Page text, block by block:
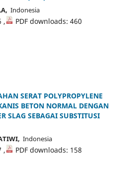
Indonesia
, PDF downloads: 460
SERAT POLYPROPYLENE
BETON NORMAL DENGAN
SLAG SEBAGAI SUBSTITUSI
Indonesia
, PDF downloads: 158